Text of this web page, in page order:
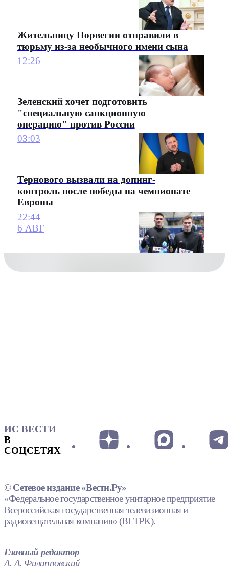
Жительницу Норвегии отправили в
тюрьму из-за необычного имени сына
12:26
Зеленский хочет подготовить
"специальную санкционную
операцию" против России
03:03
Тернового вызвали на допинг-
контроль после победы на чемпионате
Европы
22:44
6 АВГ
ИС ВЕСТИ
В
СОЦСЕТЯХ
© Сетевое издание «Вести.Ру»
«Федеральное государственное унитарное предприятие
Всероссийская государственная телевизионная и
радиовещательная компания» (ВГТРК).
Главный редактор
А. А. Филипповский